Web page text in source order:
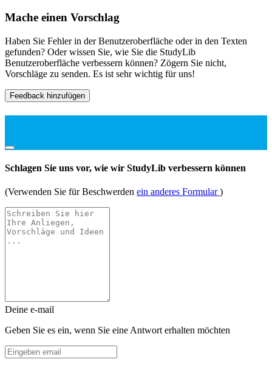
Mache einen Vorschlag
Haben Sie Fehler in der Benutzeroberfläche oder in den Texten
gefunden? Oder wissen Sie, wie Sie die StudyLib
Benutzeroberfläche verbessern können? Zögern Sie nicht,
Vorschläge zu senden. Es ist sehr wichtig für uns!
Feedback hinzufügen
Schlagen Sie uns vor, wie wir StudyLib verbessern können
(Verwenden Sie für Beschwerden ein anderes Formular)
Deine e-mail
Geben Sie es ein, wenn Sie eine Antwort erhalten möchten